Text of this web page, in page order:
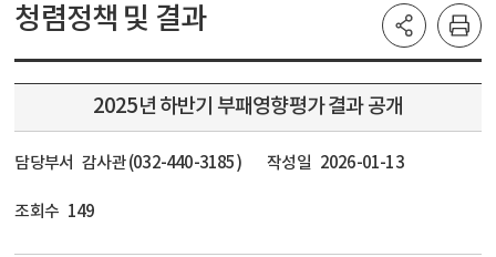
청렴정책 및 결과
2025년 하반기 부패영향평가 결과 공개
담당부서 감사관 (032-440-3185) 작성일 2026-01-13
조회수 149